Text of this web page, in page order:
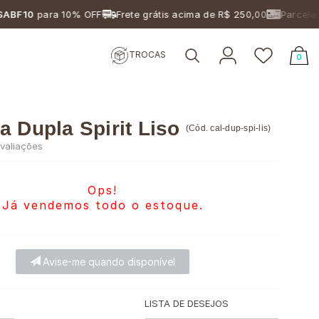
para 10% OFF Frete grátis acima de R$ 250,00 Parcelamento
TROCAS 0
Dupla Spirit Liso (Cód.cal-dup-spi-lis)
Ops!
Já vendemos todo o estoque.
Avise-me quando disponível
LISTA DE DESEJOS